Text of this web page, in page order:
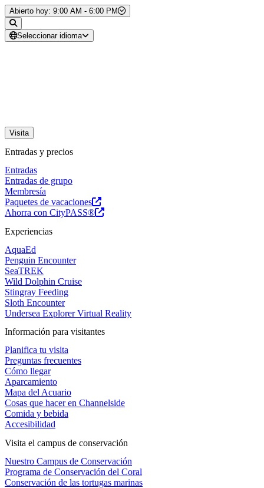
Saltar al contenido
Abierto hoy: 9:00 AM - 6:00 PM
Seleccionar idioma
Visita
Entradas y precios
Entradas
Entradas de grupo
Membresía
Paquetes de vacaciones
Ahorra con CityPASS®
Experiencias
AquaEd
Penguin Encounter
SeaTREK
Wild Dolphin Cruise
Stingray Feeding
Sloth Encounter
Undersea Explorer Virtual Reality
Información para visitantes
Planifica tu visita
Preguntas frecuentes
Cómo llegar
Aparcamiento
Mapa del Acuario
Cosas que hacer en Channelside
Comida y bebida
Accesibilidad
Visita el campus de conservación
Nuestro Campus de Conservación
Programa de Conservación del Coral
Conservación de las tortugas marinas